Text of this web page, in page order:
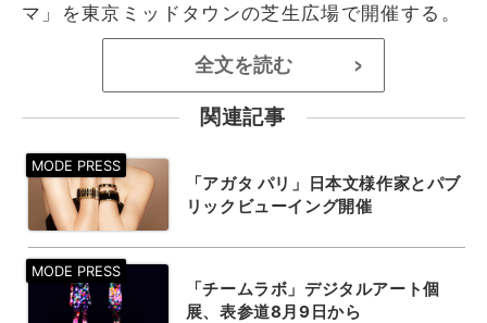
マ」を東京ミッドタウンの芝生広場で開催する。
全文を読む >
関連記事
「アガタ パリ」日本文様作家とパブ
リックビューイング開催
「チームラボ」デジタルアート個
展、表参道8月9日から